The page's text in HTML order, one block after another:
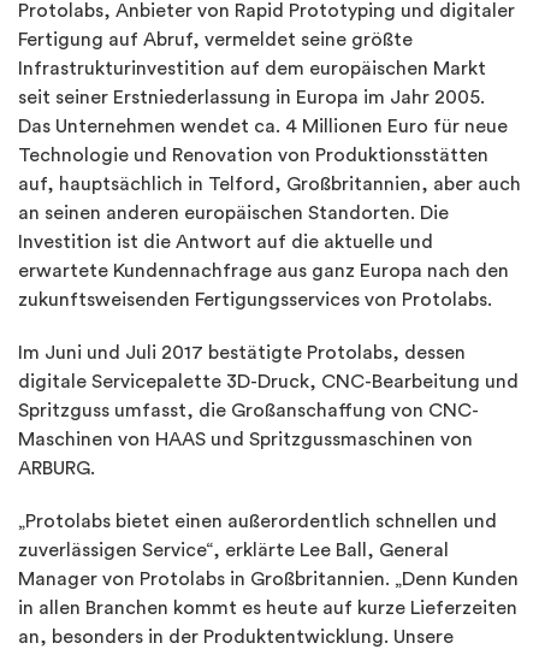
Protolabs, Anbieter von Rapid Prototyping und digitaler
Fertigung auf Abruf, vermeldet seine größte
Infrastrukturinvestition auf dem europäischen Markt
seit seiner Erstniederlassung in Europa im Jahr 2005.
Das Unternehmen wendet ca. 4 Millionen Euro für neue
Technologie und Renovation von Produktionsstätten
auf, hauptsächlich in Telford, Großbritannien, aber auch
an seinen anderen europäischen Standorten. Die
Investition ist die Antwort auf die aktuelle und
erwartete Kundennachfrage aus ganz Europa nach den
zukunftsweisenden Fertigungsservices von Protolabs.
Im Juni und Juli 2017 bestätigte Protolabs, dessen
digitale Servicepalette 3D-Druck, CNC-Bearbeitung und
Spritzguss umfasst, die Großanschaffung von CNC-
Maschinen von HAAS und Spritzgussmaschinen von
ARBURG.
„Protolabs bietet einen außerordentlich schnellen und
zuverlässigen Service“, erklärte Lee Ball, General
Manager von Protolabs in Großbritannien. „Denn Kunden
in allen Branchen kommt es heute auf kurze Lieferzeiten
an, besonders in der Produktentwicklung. Unsere